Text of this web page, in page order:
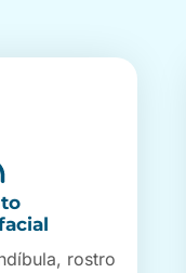
rostro